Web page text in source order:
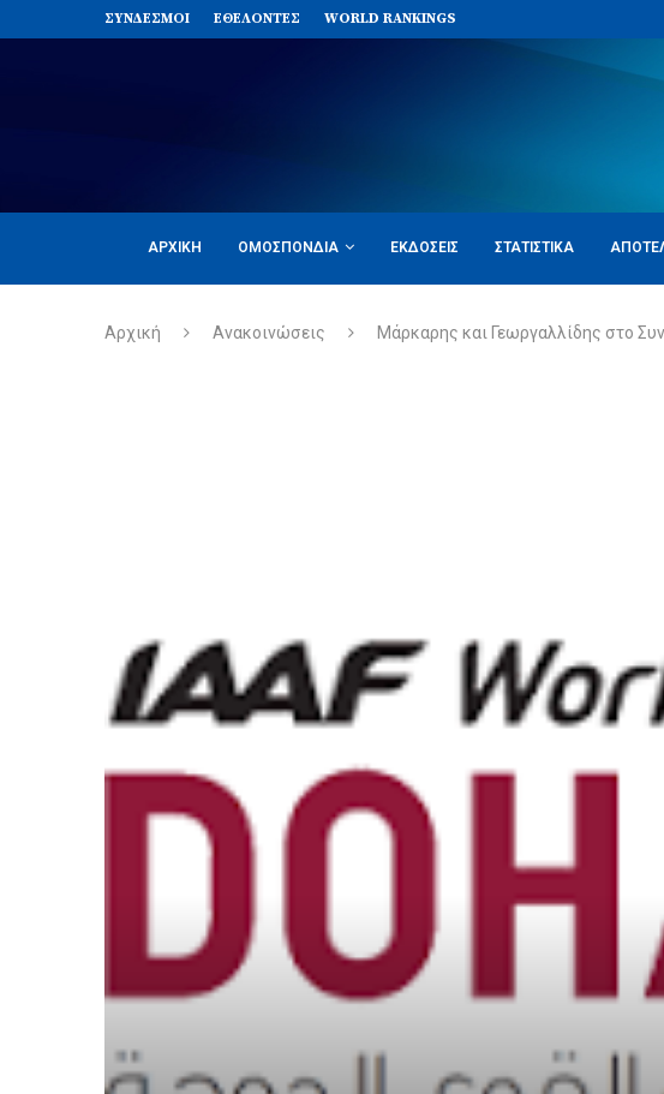
ΣΥΝΔΈΣΜΟΙ ΕΘΕΛΟΝΤΈΣ WORLD RANKINGS
ΑΡΧΙΚΉ ΟΜΟΣΠΟΝΔΊΑ ΕΚΔΌΣΕΙΣ ΣΤΑΤΙΣΤΙΚΆ
Αρχική Ανακοινώσεις Μάρκαρης και Γεωργαλλίδης στο